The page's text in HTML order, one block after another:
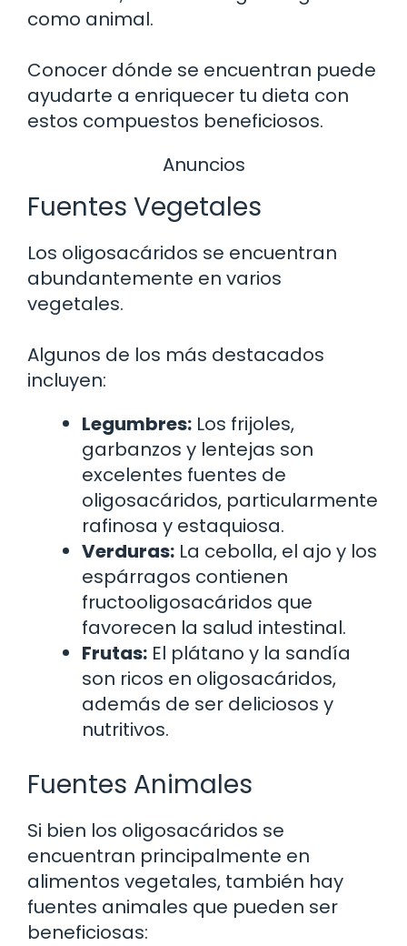
como animal.
Conocer dónde se encuentran puede
ayudarte a enriquecer tu dieta con
estos compuestos beneficiosos.
Anuncios
Fuentes Vegetales
Los oligosacáridos se encuentran
abundantemente en varios
vegetales.
Algunos de los más destacados
incluyen:
Legumbres: Los frijoles,
garbanzos y lentejas son
excelentes fuentes de
oligosacáridos, particularmente
rafinosa y estaquiosa.
Verduras: La cebolla, el ajo y los
espárragos contienen
fructooligosacáridos que
favorecen la salud intestinal.
Frutas: El plátano y la sandía
son ricos en oligosacáridos,
además de ser deliciosos y
nutritivos.
Fuentes Animales
Si bien los oligosacáridos se
encuentran principalmente en
alimentos vegetales, también hay
fuentes animales que pueden ser
beneficiosas: